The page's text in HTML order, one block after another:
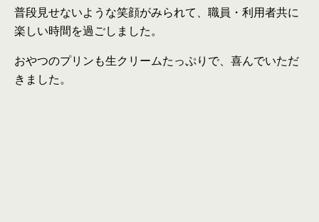
普段見せないような笑顔がみられて、職員・利用者共に
楽しい時間を過ごしました。
おやつのプリンも生クリームたっぷりで、喜んでいただ
きました。